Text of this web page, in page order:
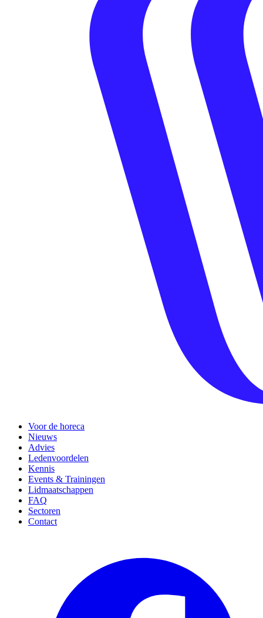
Voor de horeca
Nieuws
Advies
Ledenvoordelen
Kennis
Events & Trainingen
Lidmaatschappen
FAQ
Sectoren
Contact